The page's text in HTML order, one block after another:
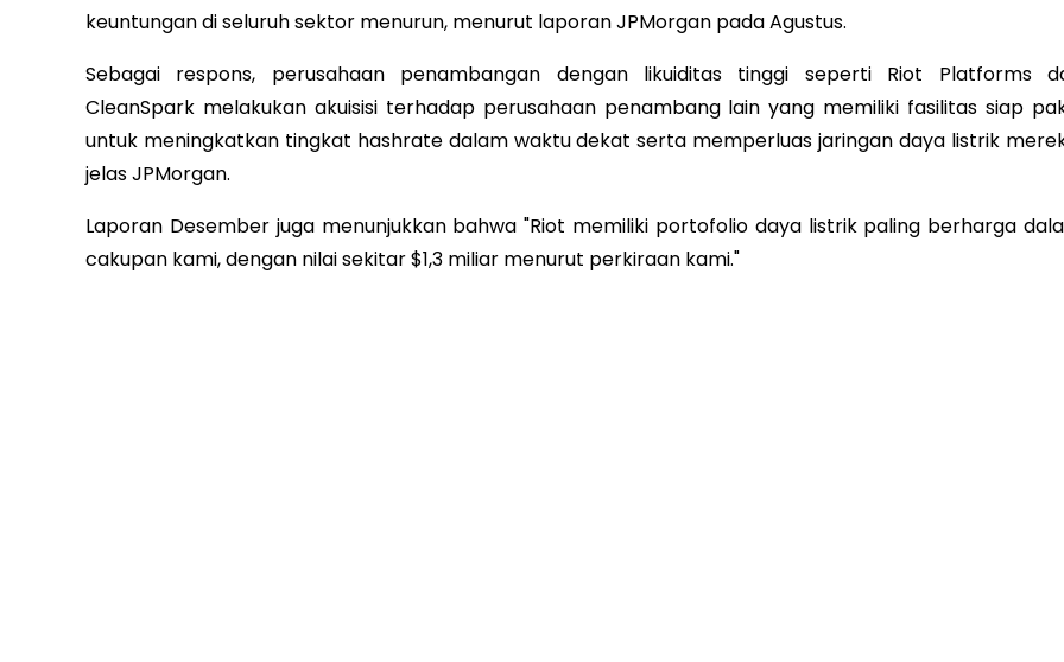
keuntungan di seluruh sektor menurun, menurut laporan JPMorgan pada Agustus.
Sebagai respons, perusahaan penambangan dengan likuiditas tinggi seperti Riot Platforms
CleanSpark melakukan akuisisi terhadap perusahaan penambang lain yang memiliki fasilitas siap
untuk meningkatkan tingkat hashrate dalam waktu dekat serta memperluas jaringan daya listrik
jelas JPMorgan.
Laporan Desember juga menunjukkan bahwa "Riot memiliki portofolio daya listrik paling berharga
cakupan kami, dengan nilai sekitar $1,3 miliar menurut perkiraan kami."